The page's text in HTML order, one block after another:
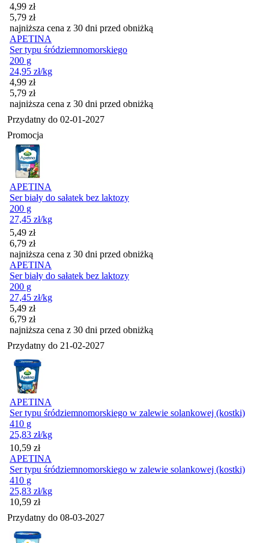
Cena promocyjna
4,99 zł
5,79 zł
najniższa cena z 30 dni przed obniżką
APETINA
Ser typu śródziemnomorskiego
200 g
24,95 zł/kg
Cena promocyjna
4,99 zł
5,79 zł
najniższa cena z 30 dni przed obniżką
Przydatny do 02-01-2027
Promocja
APETINA
Ser biały do sałatek bez laktozy
200 g
27,45 zł/kg
Cena promocyjna
5,49 zł
6,79 zł
najniższa cena z 30 dni przed obniżką
APETINA
Ser biały do sałatek bez laktozy
200 g
27,45 zł/kg
Cena promocyjna
5,49 zł
6,79 zł
najniższa cena z 30 dni przed obniżką
Przydatny do 21-02-2027
APETINA
Ser typu śródziemnomorskiego w zalewie solankowej (kostki)
410 g
25,83 zł/kg
Cena
10,59 zł
APETINA
Ser typu śródziemnomorskiego w zalewie solankowej (kostki)
410 g
25,83 zł/kg
Cena
10,59 zł
Przydatny do 08-03-2027